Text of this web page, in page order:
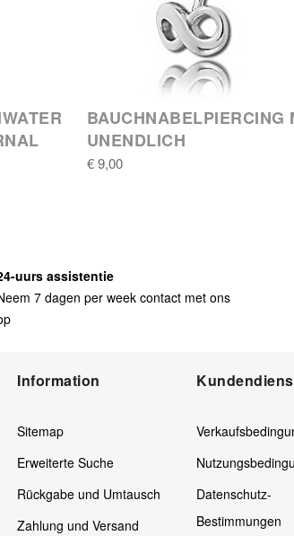
BAUCHNABELPIERCING
UNENDLICH
€ 9,00
uurs assistentie
met ons
Information
Sitemap
Erweiterte Suche
Rückgabe und Umtausch
Zahlung und Versand
Datenschutz-
Bestimmungen